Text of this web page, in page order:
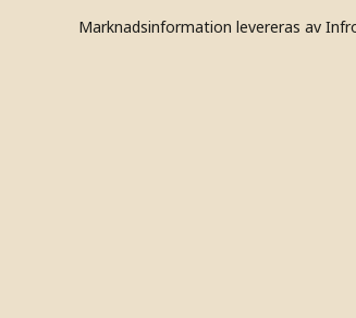
Marknadsinformation levereras av